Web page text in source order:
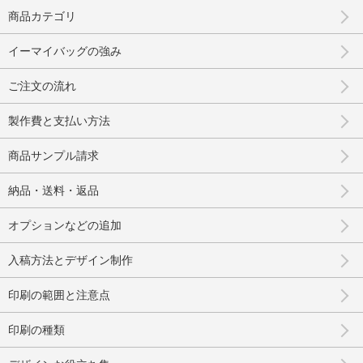
商品カテゴリ
イーマイバッグの強み
ご注文の流れ
製作費と支払い方法
商品サンプル請求
納品・送料・返品
オプションなどの追加
入稿方法とデザイン制作
印刷の範囲と注意点
印刷の種類